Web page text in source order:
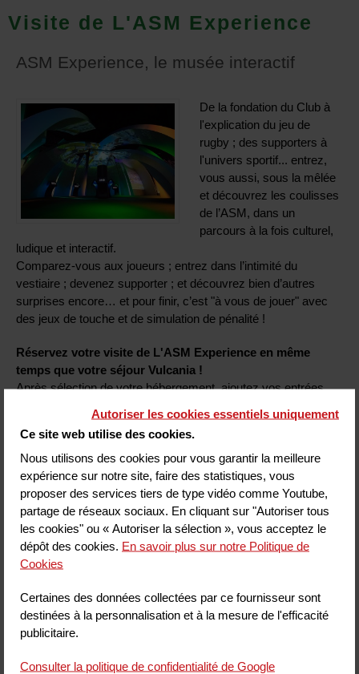
Autoriser les cookies essentiels uniquement
Ce site web utilise des cookies.
Nous utilisons des cookies pour vous garantir la meilleure
expérience sur notre site, faire des statistiques, vous
proposer des services tiers de type vidéo comme Youtube,
partage de réseaux sociaux. En cliquant sur "Autoriser tous
les cookies" ou « Autoriser la sélection », vous acceptez le
dépôt des cookies. En savoir plus sur notre Politique de
Cookies
Certaines des données collectées par ce fournisseur sont
destinées à la personnalisation et à la mesure de l'efficacité
publicitaire.
Consulter la politique de confidentialité de Google
Visite de L'ASM Experience
ASM Experience, le musée interactif
De la fondation du Club à
l'explication du jeu de
rugby ; des supporters à
l'univers sportif... entrez,
vous aussi, sous la mêlée
et découvrez les coulisses
de l’ASM, dans un
parcours à la fois culturel,
ludique et interactif.
Comparez-vous aux joueurs ; entrez dans l’intimité du
vestiaire ; devenez supporter ; et découvrez bien d’autres
surprises encore… et pour finir, c’est "à vous de jouer" avec
des jeux de touche et de simulation de pénalité !
Réservez votre visite de L'ASM Experience en même
temps que votre séjour Vulcania !
Après sélection de votre hébergement, ajoutez vos entrées
seule réservation.
Calendrier d'ouverture :https://www.asm-rugby.com/asm-
experience
Le séjour clé en main Vulcania, c’est :
Déjeuner
+ Entrée au parc